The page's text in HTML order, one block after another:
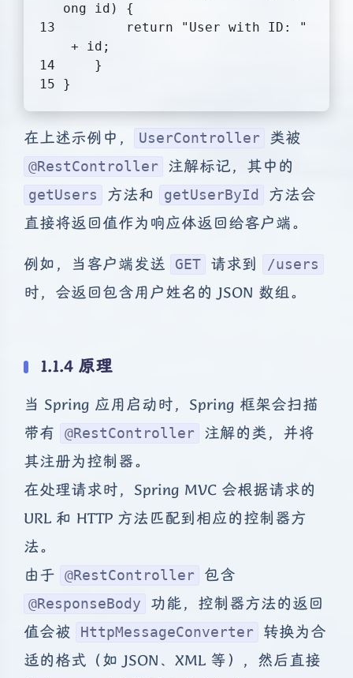
ong id)
{
return
"User with ID: "
+ id;
    }
}
在上述示例中， UserController 类被
@RestController 注解标记，其中的
getUsers 方法和 getUserById
方法会
直接将返回值作为响应体返回给客户端。
例如，当客户端发送 GET 请求到 /users
时，会返回包含用户姓名的 JSON 数组。
1.1.4 原理
当 Spring 应用启动时，Spring 框架会扫描
带有
@RestController
注解的类，并将
其注册为控制器。
在处理请求时，Spring MVC 会根据请求的
URL 和 HTTP 方法匹配到相应的控制器方
法。
由于
@RestController 包含
@ResponseBody
功能，控制器方法的返回
值会被
HttpMessageConverter
转换为合
适的格式（如 JSON、XML 等），然后直接